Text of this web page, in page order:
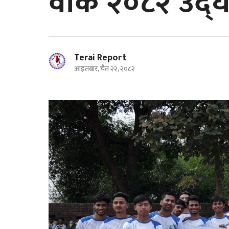
Terai Report
आइतबार, चैत २२, २०८२